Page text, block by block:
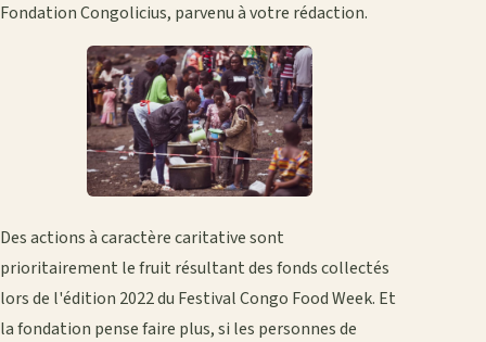
Fondation Congolicius, parvenu à votre rédaction.
Des actions à caractère caritative sont
prioritairement le fruit résultant des fonds collectés
lors de l'édition 2022 du Festival Congo Food Week. Et
la fondation pense faire plus, si les personnes de